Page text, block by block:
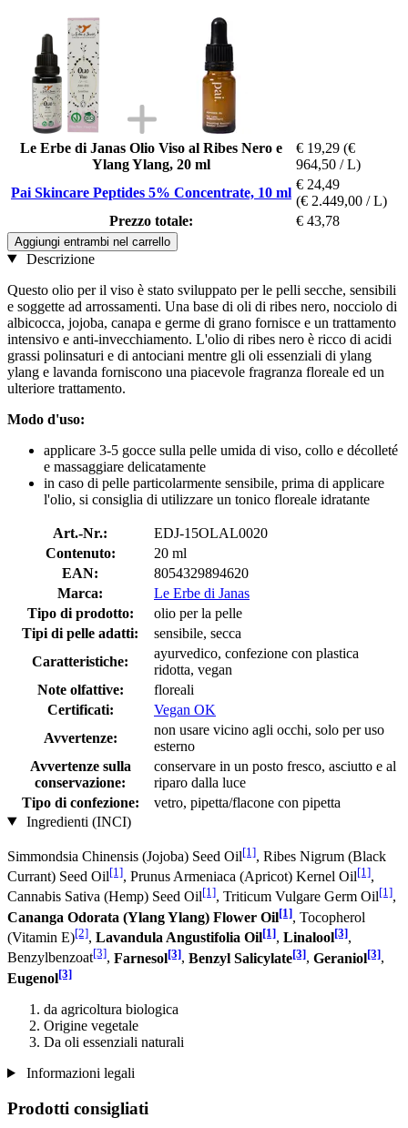
Le Erbe di Janas Olio Viso al Ribes Nero e
Ylang Ylang, 20 ml
€ 19,29 (€
964,50 / L)
Pai Skincare Peptides 5% Concentrate, 10 ml
€ 24,49
(€ 2.449,00 / L)
Prezzo totale:
€ 43,78
Aggiungi entrambi nel carrello
Descrizione
Questo olio per il viso è stato sviluppato per le pelli secche, sensibili
e soggette ad arrossamenti. Una base di oli di ribes nero, nocciolo di
albicocca, jojoba, canapa e germe di grano fornisce e un trattamento
intensivo e anti-invecchiamento. L'olio di ribes nero è ricco di acidi
grassi polinsaturi e di antociani mentre gli oli essenziali di ylang
ylang e lavanda forniscono una piacevole fragranza floreale ed un
ulteriore trattamento.
Modo d'uso:
applicare 3-5 gocce sulla pelle umida di viso, collo e décolleté
e massaggiare delicatamente
in caso di pelle particolarmente sensibile, prima di applicare
l'olio, si consiglia di utilizzare un tonico floreale idratante
Art.-Nr.:
EDJ-15OLAL0020
Contenuto:
20 ml
EAN:
8054329894620
Marca:
Le Erbe di Janas
Tipo di prodotto:
olio per la pelle
Tipi di pelle adatti:
sensibile, secca
Caratteristiche:
ayurvedico, confezione con plastica
ridotta, vegan
Note olfattive:
floreali
Certificati:
Vegan OK
Avvertenze:
non usare vicino agli occhi, solo per uso
esterno
Avvertenze sulla
conservazione:
conservare in un posto fresco, asciutto e al
riparo dalla luce
Tipo di confezione:
vetro, pipetta/flacone con pipetta
Ingredienti (INCI)
Simmondsia Chinensis (Jojoba) Seed Oil[1], Ribes Nigrum (Black
Currant) Seed Oil[1], Prunus Armeniaca (Apricot) Kernel Oil[1],
Cannabis Sativa (Hemp) Seed Oil[1], Triticum Vulgare Germ Oil[1],
Cananga Odorata (Ylang Ylang) Flower Oil[1], Tocopherol
(Vitamin E)[2], Lavandula Angustifolia Oil[1], Linalool[3],
Benzylbenzoat[3], Farnesol[3], Benzyl Salicylate[3], Geraniol[3],
Eugenol[3]
da agricoltura biologica
Origine vegetale
Da oli essenziali naturali
Informazioni legali
Prodotti consigliati